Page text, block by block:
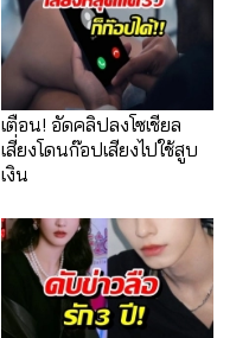
เตือน! อัดคลิปลงโซเชียล
เสี่ยงโดนก๊อปเสียงไปใช้สูบ
เงิน